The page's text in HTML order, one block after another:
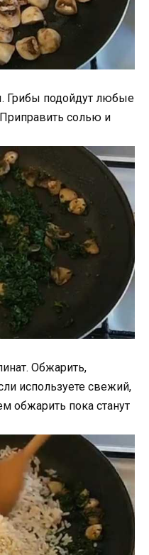
Грибы подойдут любые
солью и
Обжарить,
используете свежий,
обжарить пока станут